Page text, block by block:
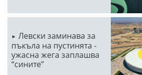
Левски заминава за
пъкъла на пустинята -
ужасна жега заплашва
“сините”